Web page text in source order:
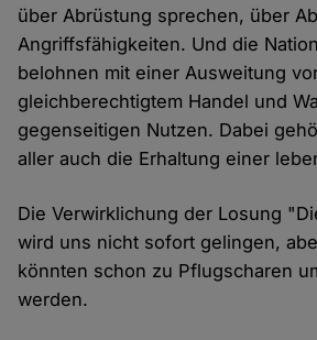
über Abrüstung sprechen, über
Angriffsfähigkeiten. Und die
belohnen mit einer Ausweitung
gleichberechtigtem Handel und
gegenseitigen Nutzen. Dabei
aller auch die Erhaltung einer
Die Verwirklichung der Losung
wird uns nicht sofort gelingen,
könnten schon zu Pflugscharen
werden.